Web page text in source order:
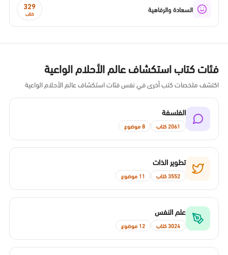
السعادة والرفاهية 329
كتاب
فئات كتاب استكشاف عالم الأحلام الواعية
اكتشف ملخصات كتب أخرى في نفس فئات استكشاف عالم الأحلام الواعية
الفلسفة
2061 كتاب 8 موضوع
تطوير الذات
3552 كتاب 11 موضوع
علم النفس
3024 كتاب 12 موضوع